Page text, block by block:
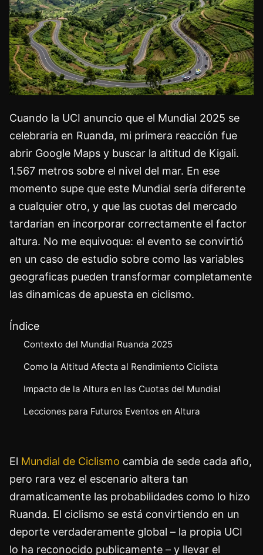
Cuando la UCI anuncio que el Mundial 2025 se
celebraria en Ruanda, mi primera reacción fue
abrir Google Maps y buscar la altitud de Kigali.
1.567 metros sobre el nivel del mar. En ese
momento supe que este Mundial sería diferente
a cualquier otro, y que las cuotas del mercado
tardarian en incorporar correctamente el factor
altura. No me equivoque: el evento se convirtió
en un caso de estudio sobre como las variables
geograficas pueden transformar completamente
las dinamicas de apuesta en ciclismo.
Índice
Contexto del Mundial Ruanda 2025
Como la Altitud Afecta al Rendimiento Ciclista
Impacto de la Altura en las Cuotas del Mundial
Lecciones para Futuros Eventos en Altura
El Mundial de Ciclismo cambia de sede cada año,
pero rara vez el escenario altera tan
dramaticamente las probabilidades como lo hizo
Ruanda. El ciclismo se está convirtiendo en un
deporte verdaderamente global – la propia UCI
lo ha reconocido publicamente – y llevar el